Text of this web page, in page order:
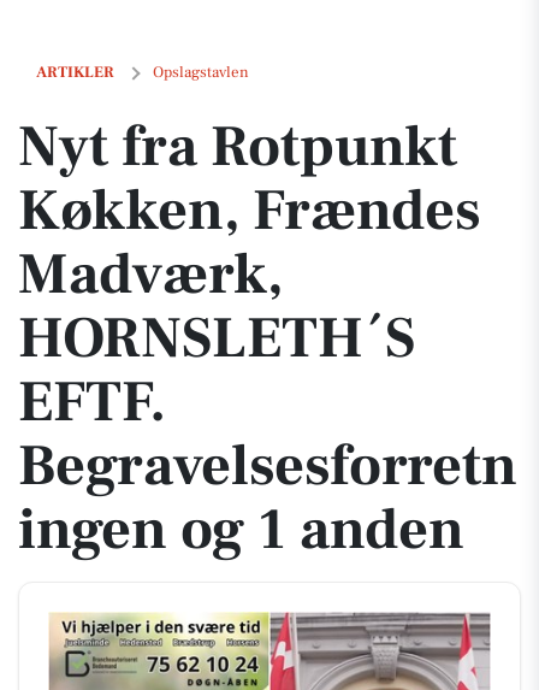
ARTIKLER Opslagstavlen
Nyt fra Rotpunkt Køkken, Frændes Madværk, HORNSLETH´S EFTF.
Nyt fra Rotpunkt
Køkken, Frændes
Madværk,
HORNSLETH´S
EFTF.
Begravelsesforretn
ingen og 1 anden